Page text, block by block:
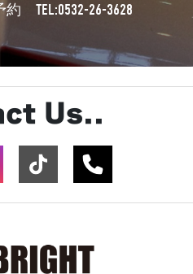
約 TEL:0532-26-3628
Us..